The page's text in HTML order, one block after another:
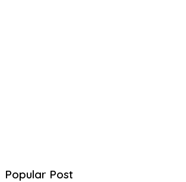
Popular Post